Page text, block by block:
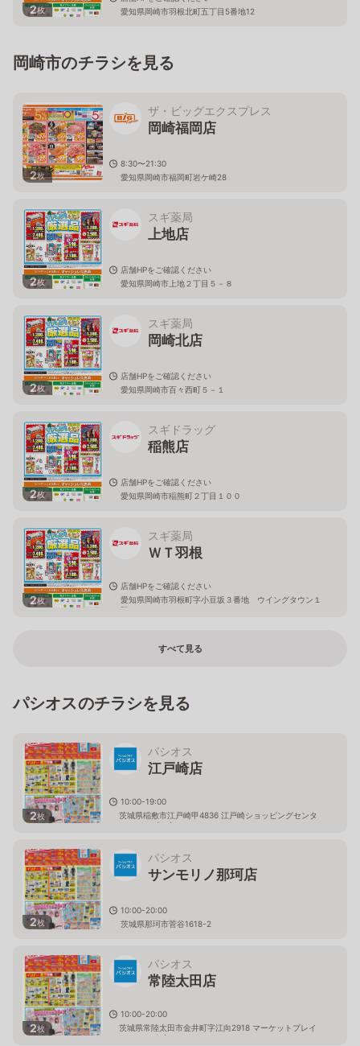
2枚
愛知県岡崎市羽根北町五丁目5番地12
岡崎市のチラシを見る
2枚
ザ・ビッグエクスプレス
岡崎福岡店
8:30〜21:30
愛知県岡崎市福岡町岩ケ崎28
2枚
スギ薬局
上地店
店舗HPをご確認ください
愛知県岡崎市上地２丁目５－８
2枚
スギ薬局
岡崎北店
店舗HPをご確認ください
愛知県岡崎市百々西町５－１
2枚
スギドラッグ
稲熊店
店舗HPをご確認ください
愛知県岡崎市稲熊町２丁目１００
2枚
スギ薬局
ＷＴ羽根
店舗HPをご確認ください
愛知県岡崎市羽根町字小豆坂３番地 ウイングタウン１
階
すべて見る
パシオスのチラシを見る
2枚
パシオス
江戸崎店
10:00-19:00
茨城県稲敷市江戸崎甲4836 江戸崎ショッピングセンタ
ー（パンプ）内
2枚
パシオス
サンモリノ那珂店
10:00-20:00
茨城県那珂市菅谷1618-2
2枚
パシオス
常陸太田店
10:00-20:00
茨城県常陸太田市金井町字江向2918 マーケットプレイ
ス フェスタ内